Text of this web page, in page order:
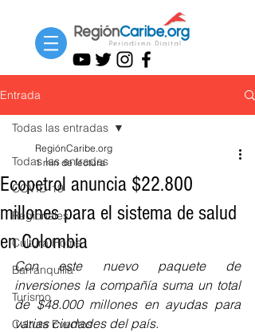
Entrada
Todas las entradas
COVID-19
Regionales
Cultura Home
Barranquilla
Turismo
Cultura Eventos
Todas las entradas
Ecopetrol anuncia $22.800
millones para el sistema de salud
en Colombia
RegiónCaribe.org
1 min de lectura
Con este nuevo paquete de
inversiones la compañía suma un total
de $48.000 millones en ayudas para
varias ciudades del país.